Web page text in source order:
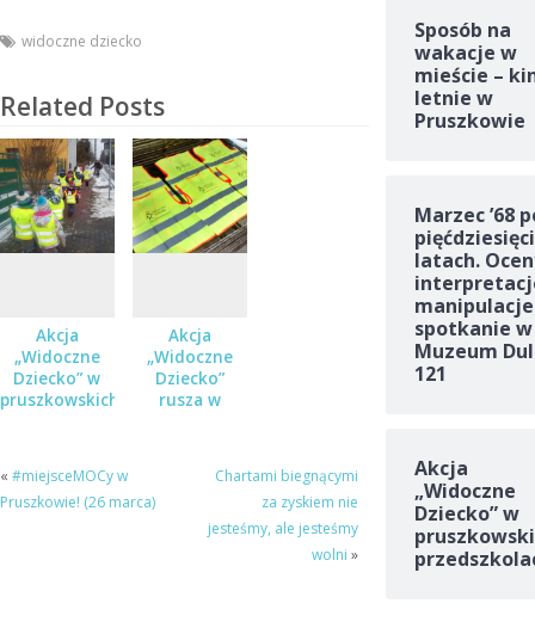
widoczne dziecko
Related Posts
Akcja
„Widoczne
Dziecko” w
pruszkowskich
Akcja
„Widoczne
Dziecko”
rusza w
« #miejsceMOCy w
Pruszkowie! (26 marca)
Chartami biegnącymi
za zyskiem nie
jesteśmy, ale jesteśmy
wolni »
Sposób na
wakacje w
mieście –
letnie w
Pruszkowie
Marzec ’68
latach.
spotkanie w
Muzeum
121
Akcja
„Widoczne
Dziecko” w